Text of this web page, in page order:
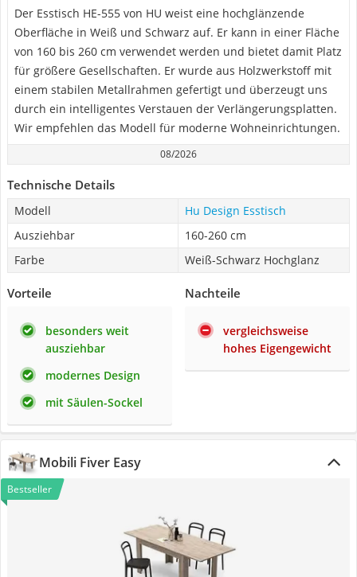
Der Esstisch HE-555 von HU weist eine hochglänzende
Oberfläche in Weiß und Schwarz auf. Er kann in einer Fläche
von 160 bis 260 cm verwendet werden und bietet damit Platz
für größere Gesellschaften. Er wurde aus Holzwerkstoff mit
einem stabilen Metallrahmen gefertigt und überzeugt uns
durch ein intelligentes Verstauen der Verlängerungsplatten.
Wir empfehlen das Modell für moderne Wohneinrichtungen.
08/2026
Technische Details
Modell
Hu Design Esstisch
Ausziehbar
160-260 cm
Farbe
Weiß-Schwarz Hochglanz
Vorteile
besonders weit
ausziehbar
modernes Design
mit Säulen-Sockel
Nachteile
vergleichsweise
hohes Eigengewicht
Mobili Fiver Easy
Bestseller